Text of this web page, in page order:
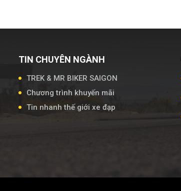
TIN CHUYÊN NGÀNH
TREK & MR BIKER SAIGON
Chương trình khuyến mãi
Tin nhanh thế giới xe đạp